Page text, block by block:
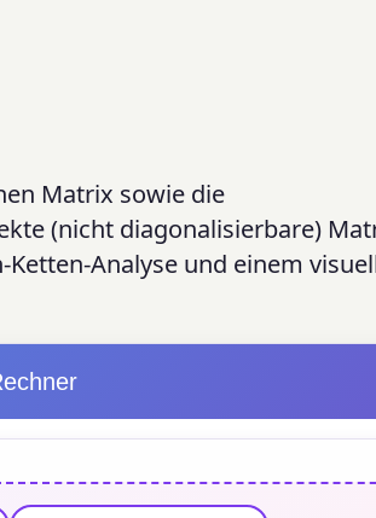
Matrix sowie die
(nicht diagonalisierbare)
Analyse und einem